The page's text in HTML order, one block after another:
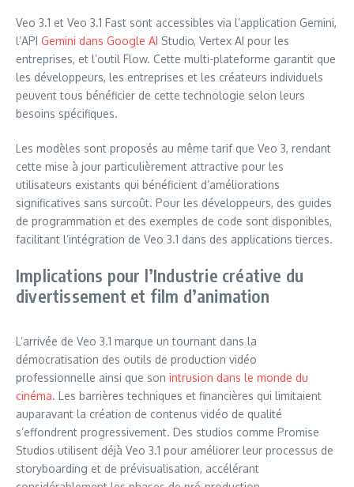
Veo 3.1 et Veo 3.1 Fast sont accessibles via l’application Gemini,
l’API Gemini dans Google AI Studio, Vertex AI pour les
entreprises, et l’outil Flow. Cette multi-plateforme garantit que
les développeurs, les entreprises et les créateurs individuels
peuvent tous bénéficier de cette technologie selon leurs
besoins spécifiques.
Les modèles sont proposés au même tarif que Veo 3, rendant
cette mise à jour particulièrement attractive pour les
utilisateurs existants qui bénéficient d’améliorations
significatives sans surcoût. Pour les développeurs, des guides
de programmation et des exemples de code sont disponibles,
facilitant l’intégration de Veo 3.1 dans des applications tierces.
Implications pour l’Industrie créative du
divertissement et film d’animation
L’arrivée de Veo 3.1 marque un tournant dans la
démocratisation des outils de production vidéo
professionnelle ainsi que son intrusion dans le monde du
cinéma. Les barrières techniques et financières qui limitaient
auparavant la création de contenus vidéo de qualité
s’effondrent progressivement. Des studios comme Promise
Studios utilisent déjà Veo 3.1 pour améliorer leur processus de
storyboarding et de prévisualisation, accélérant